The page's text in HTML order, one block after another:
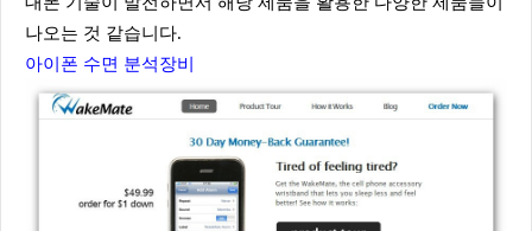
나오는 것 같습니다.
아이폰 수면 분석장비